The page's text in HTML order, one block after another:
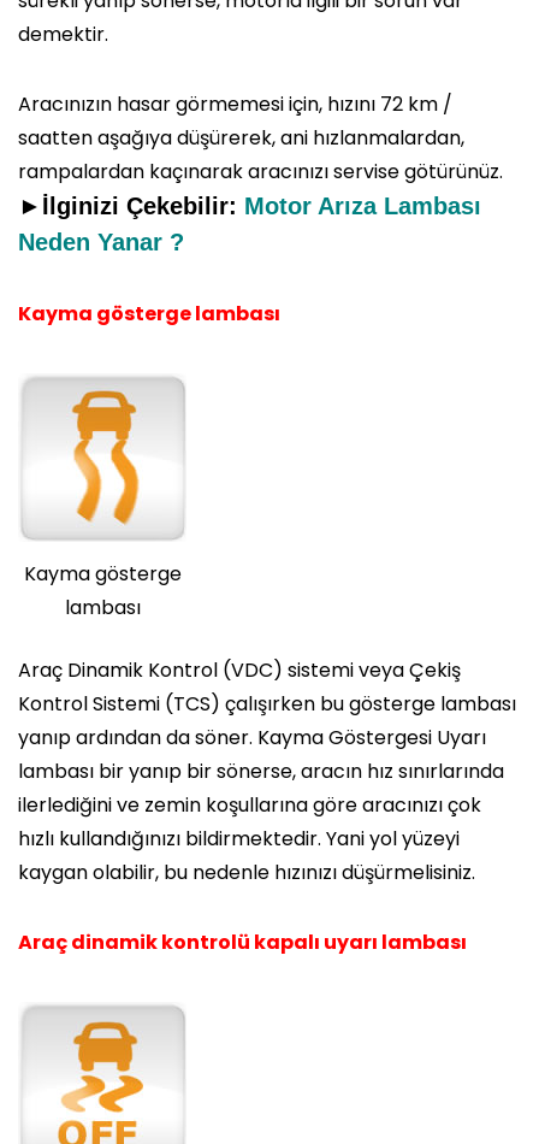
demektir.
Aracınızın hasar görmemesi için, hızını 72 km /
saatten aşağıya düşürerek, ani hızlanmalardan,
rampalardan kaçınarak aracınızı servise götürünüz.
►İlginizi Çekebilir: Motor Arıza Lambası
Neden Yanar ?
Kayma gösterge lambası
Kayma gösterge
lambası
Araç Dinamik Kontrol (VDC) sistemi veya Çekiş
Kontrol Sistemi (TCS) çalışırken bu gösterge lambası
yanıp ardından da söner. Kayma Göstergesi Uyarı
lambası bir yanıp bir sönerse, aracın hız sınırlarında
ilerlediğini ve zemin koşullarına göre aracınızı çok
hızlı kullandığınızı bildirmektedir. Yani yol yüzeyi
kaygan olabilir, bu nedenle hızınızı düşürmelisiniz.
Araç dinamik kontrolü kapalı uyarı lambası